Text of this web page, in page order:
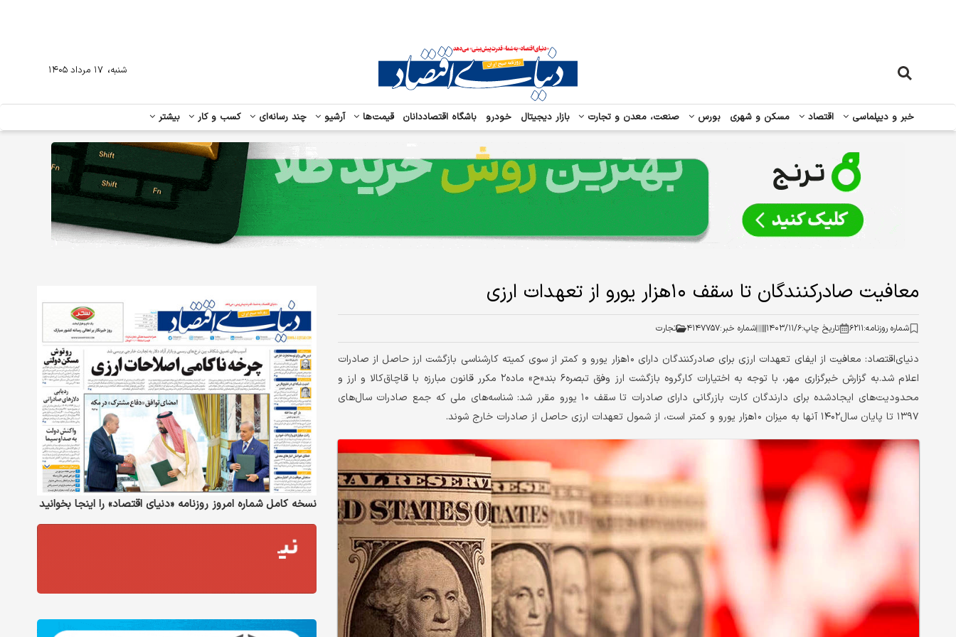
خبر و دیپلماسی اقتصاد مسکن و شهری بورس صنعت، معدن و تجارت بازار دیجیتال خودرو باشگاه اقتصاددانان قیمت‌ها آرشیو چند رسانه‌ای کسب و کار بیشتر
شنبه، ۱۷ مرداد ۱۴۰۵
معافیت صادرکنندگان تا سقف ۱۰‌هزار یورو از تعهدات ارزی
شماره روزنامه:۶۲۱۱ تاریخ چاپ:۱۴۰۳/۱۱/۶ شماره خبر:۴۱۴۷۷۵۷ تجارت
دنیای‌اقتصاد: معافیت از ایفای تعهدات ارزی برای صادرکنندگان دارای ۱۰‌هزار یورو و کمتر از سوی کمیته کارشناسی بازگشت ارز حاصل از صادرات
اعلام شد.به گزارش خبر‌‌گزاری مهر، با توجه به اختیارات کارگروه بازگشت ارز وفق تبصره‌۶ بند‌«ح» ماده‌۲ مکرر قانون مبارزه با قاچاق‌کالا و ارز و
محدودیت‌های ایجادشده برای دارندگان کارت بازرگانی دارای صادرات تا سقف ۱۰ یورو مقرر شد: شناسه‏‏‏‏‏‏‏‏‌های ملی که جمع صادرات سال‌های
۱۳۹۷ تا پایان سال‌۱۴۰۲ آنها به میزان ۱۰‌هزار یورو و کمتر است، از شمول تعهدات ارزی حاصل از صادرات خارج شوند.
نسخه کامل شماره امروز روزنامه «دنیای‌ اقتصاد» را اینجا بخوانید